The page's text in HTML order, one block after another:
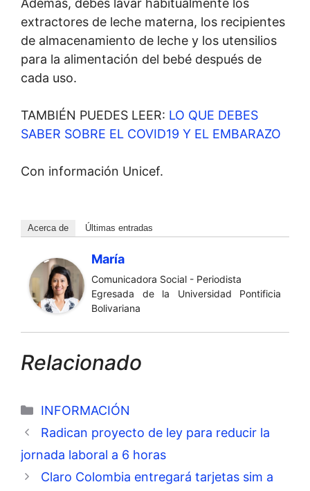
Además, debes lavar habitualmente los
extractores de leche materna, los recipientes
de almacenamiento de leche y los utensilios
para la alimentación del bebé después de
cada uso.
TAMBIÉN PUEDES LEER: LO QUE DEBES
SABER SOBRE EL COVID19 Y EL EMBARAZO
Con información Unicef.
Acerca de Últimas entradas
María
Comunicadora Social - Periodista
Egresada de la Universidad Pontificia
Bolivariana
Relacionado
Categorías
INFORMACIÓN
Radican proyecto de ley para reducir la
jornada laboral a 6 horas
Claro Colombia entregará tarjetas sim a